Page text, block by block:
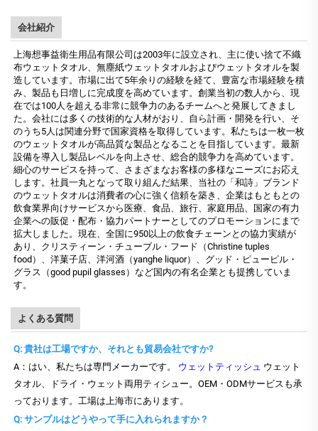
会社紹介
上海想事益衛生用品有限公司は2003年に設立され、主に使い捨て不織
布ウェットタオル、無塵紙ウェットタオルおよびウェットタオルを製
造しています。市場に出て5年余りの経験を経て、豊富な市場経験を積
み、製品も日増しに完成度を高めています。創業当初の数人から、現
在では100人を超える非常に競争力のあるチームへと発展してきまし
た。会社には多くの技術的な人材がおり、自ら計画・開発を行い、そ
のうち5人は関連分野で国家資格を取得しています。私たちは一枚一枚
のウェットタオルが高品質な製品となることを目指しています。最新
設備を導入し製品レベルを向上させ、総合的競争力を高めています。
細心のサービスを持って、さまざまなお客様の多様なニーズにお応え
します。社員一丸となって取り組んだ結果、当社の「和詩」ブランド
のウェットタオルは消費者の心に強く信頼を築き、企業はもともとの
飲食業界向けサービスから医療、食品、旅行、家庭用品、国家の有力
企業への販促・配布・協力パートナーとしてのプロモーションにまで
拡大しました。現在、全国に950以上の飲食チェーンとの協力実績が
あり、クリスティーン・チューブル・フード（Christine tuples
food）、洋菓子店、洋河酒（yanghe liquor）、グッド・ピューピル・
グラス（good pupil glasses）など国内の有名企業とも提携していま
す。
よくある質問
Q: 貴社は工場ですか、それとも貿易会社ですか?
A：はい、私たちは専門メーカーです。 ウェットティッシュ ウェット
タオル、ドライ・ウェット両用ティシュー。OEM・ODMサービスも承
っております。工場は上海市にあります。
Q: サンプルはどうやって手に入れられますか？